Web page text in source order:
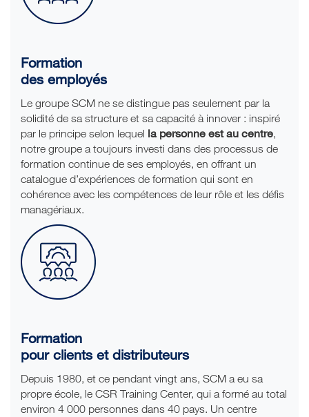
Formation
des employés
Le groupe SCM ne se distingue pas seulement par la
solidité de sa structure et sa capacité à innover : inspiré
par le principe selon lequel la personne est au centre,
notre groupe a toujours investi dans des processus de
formation continue de ses employés, en offrant un
catalogue d’expériences de formation qui sont en
cohérence avec les compétences de leur rôle et les défis
managériaux.
Formation
pour clients et distributeurs
Depuis 1980, et ce pendant vingt ans, SCM a eu sa
propre école, le CSR Training Center, qui a formé au total
environ 4 000 personnes dans 40 pays. Un centre